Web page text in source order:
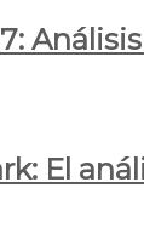
El